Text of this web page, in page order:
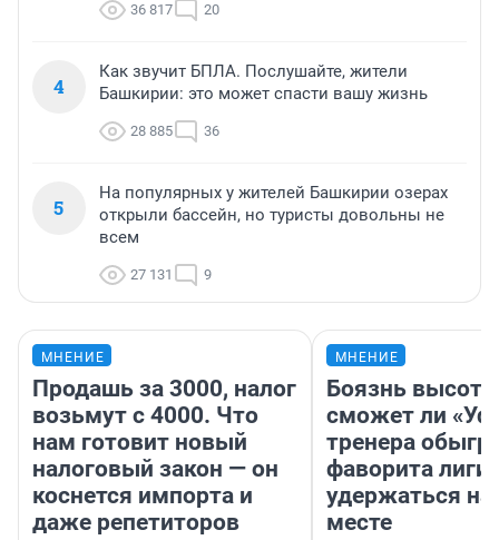
36 817 20
4
Как звучит БПЛА. Послушайте, жители
Башкирии: это может спасти вашу жизнь
28 885 36
5
На популярных у жителей Башкирии озерах
открыли бассейн, но туристы довольны не
всем
27 131 9
МНЕНИЕ
Продашь за 3000, налог
возьмут с 4000. Что
нам готовит новый
налоговый закон — он
коснется импорта и
даже репетиторов
МНЕНИЕ
Боязнь
сможет ли
тренера
фаворита лиги
удержаться
месте